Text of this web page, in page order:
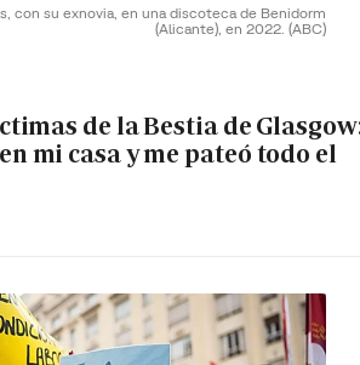
con su exnovia, en una discoteca de Benidorm
(Alicante), en 2022. (ABC)
de la Bestia de
mi casa y me pateó todo el